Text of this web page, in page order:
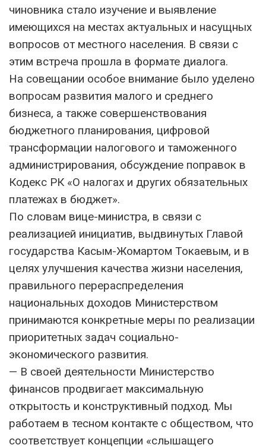
чиновника стало изучение и выявление
имеющихся на местах актуальных и насущных
вопросов от местного населения. В связи с
этим встреча прошла в формате диалога.
На совещании особое внимание было уделено
вопросам развития малого и среднего
бизнеса, а также совершенствования
бюджетного планирования, цифровой
трансформации налогового и таможенного
администрирования, обсуждение поправок в
Кодекс РК «О налогах и других обязательных
платежах в бюджет».
По словам вице-министра, в связи с
реализацией инициатив, выдвинутых Главой
государства Касым-Жомартом Токаевым, и в
целях улучшения качества жизни населения,
правильного перераспределения
национальных доходов Министерством
принимаются конкретные меры по реализации
приоритетных задач социально-
экономического развития.
— В своей деятельности Министерство
финансов продвигает максимальную
открытость и конструктивный подход. Мы
работаем в тесном контакте с обществом, что
соответствует концепции «слышащего